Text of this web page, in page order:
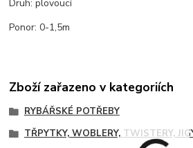
Druh: plovoucí
Ponor: 0-1,5m
Zboží zařazeno v kategoriích
RYBÁŘSKÉ POTŘEBY
TŘPYTKY, WOBLERY, TWISTERY,